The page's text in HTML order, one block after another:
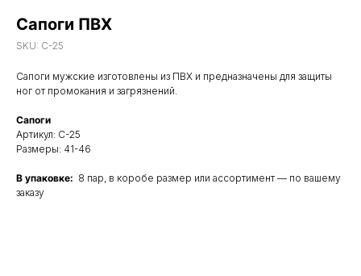
Сапоги ПВХ
SKU: C-25
Сапоги мужские изготовлены из ПВХ и предназначены для защиты
ног от промокания и загрязнений.
Сапоги
Артикул: С-25
Размеры: 41-46
В упаковке: 8 пар, в коробе размер или ассортимент — по вашему
заказу